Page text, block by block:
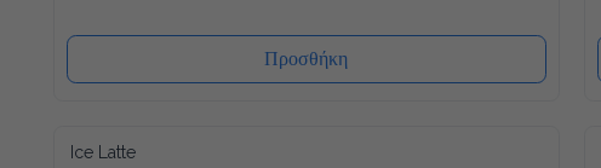
Προσθήκη
Ice Latte